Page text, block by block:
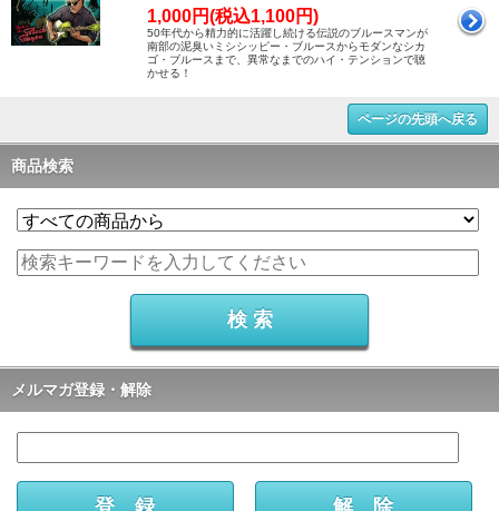
1,000円(税込1,100円)
50年代から精力的に活躍し続ける伝説のブルースマンが
南部の泥臭いミシシッピー・ブルースからモダンなシカ
ゴ・ブルースまで、異常なまでのハイ・テンションで聴
かせる！
ページの先頭へ戻る
商品検索
メルマガ登録・解除